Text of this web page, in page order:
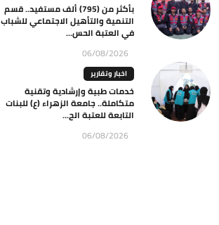
بأكثر من (795) ألف مستفيد.. قسم
التنمية والتأهيل الاجتماعي للشباب
في العتبة الحس...
06/08/2026
اخبار وتقارير
خدمات طبية وإرشادية وتقنية
متكاملة.. جامعة الزهراء (ع) للبنات
التابعة للعتبة الح...
06/08/2026